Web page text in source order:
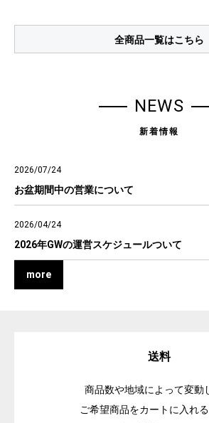
全商品一覧はこちら
NEWS
新着情報
2026/07/24
お盆期間中の営業について
2026/04/24
2026年GWの運営スケジュールついて
more
送料
商品数や地域によって変動
ご希望商品をカートに入れ